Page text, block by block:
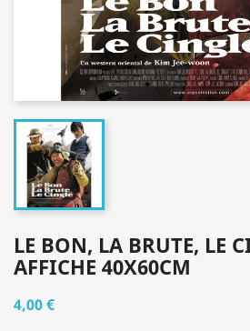
LE BON, LA BRUTE, LE
AFFICHE 40X60CM
4,00 €